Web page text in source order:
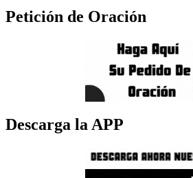
Petición de Oración
Descarga la APP